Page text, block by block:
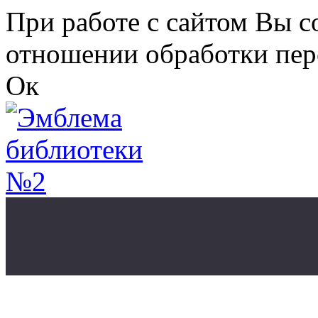
Перейти к основному содержанию
При работе с сайтом Вы
отношении обработки
Ок